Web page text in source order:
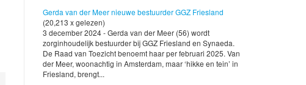
Gerda van der Meer nieuwe bestuurder GGZ Friesland
(20,213 x gelezen)
3 december 2024 - Gerda van der Meer (56) wordt
zorginhoudelijk bestuurder bij GGZ Friesland en Synaeda.
De Raad van Toezicht benoemt haar per februari 2025. Van
der Meer, woonachtig in Amsterdam, maar ‘hikke en tein’ in
Friesland, brengt...